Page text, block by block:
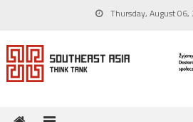
content
Thursday, August 06,